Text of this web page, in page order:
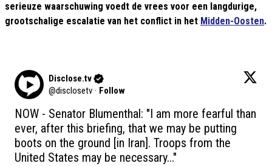
serieuze waarschuwing voedt de vrees voor een langdurige,
grootschalige escalatie van het conflict in het Midden-Oosten.
Disclose.tv
@disclosetv · Follow
NOW - Senator Blumenthal: "I am more fearful than
ever, after this briefing, that we may be putting
boots on the ground [in Iran]. Troops from the
United States may be necessary..."